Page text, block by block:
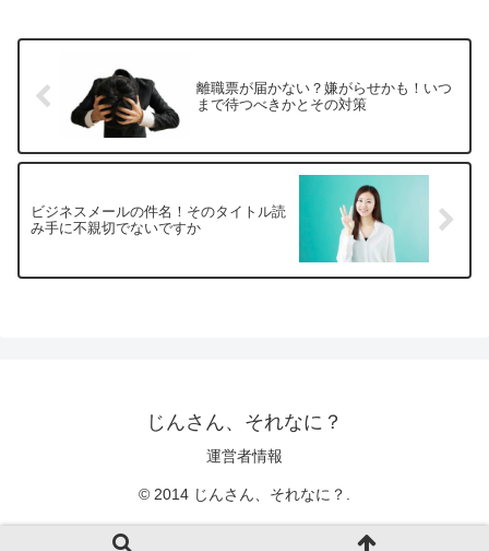
離職票が届かない？嫌がらせかも！いつ
まで待つべきかとその対策
ビジネスメールの件名！そのタイトル読
み手に不親切でないですか
じんさん、それなに？
運営者情報
© 2014 じんさん、それなに？.